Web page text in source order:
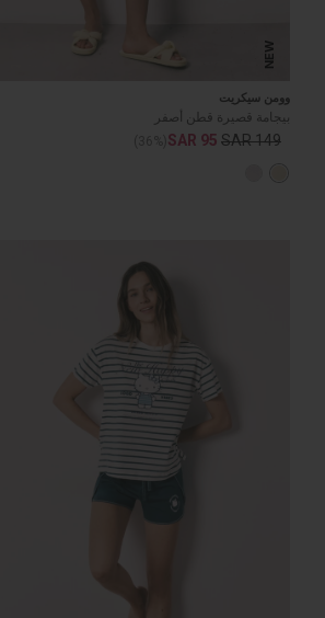
NEW
وومن سيكريت
بيجامة قصيرة قطن أصفر
SAR 149
SAR 95